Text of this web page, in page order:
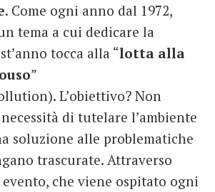
. Come ogni anno dal 1972,
tema a cui dedicare la
tocca alla “lotta alla
”
L’obiettivo? Non
di tutelare l’ambiente
soluzione alle problematiche
trascurate. Attraverso
che viene ospitato ogni